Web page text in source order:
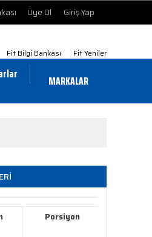
Üye Ol Giriş Yap
Fit Bilgi Bankası Fit Yeniler
MARKALAR
Porsiyon